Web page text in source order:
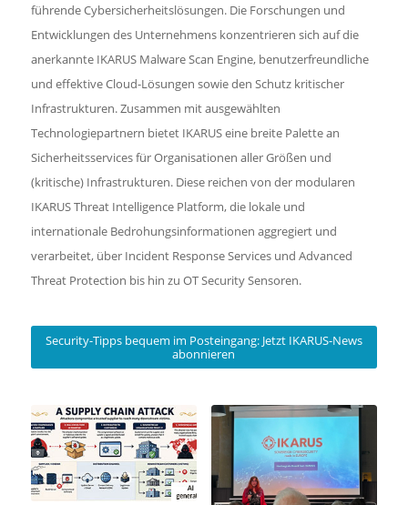
führende Cybersicherheitslösungen. Die Forschungen und
Entwicklungen des Unternehmens konzentrieren sich auf die
anerkannte IKARUS Malware Scan Engine, benutzerfreundliche
und effektive Cloud-Lösungen sowie den Schutz kritischer
Infrastrukturen. Zusammen mit ausgewählten
Technologiepartnern bietet IKARUS eine breite Palette an
Sicherheitsservices für Organisationen aller Größen und
(kritische) Infrastrukturen. Diese reichen von der modularen
IKARUS Threat Intelligence Platform, die lokale und
internationale Bedrohungsinformationen aggregiert und
verarbeitet, über Incident Response Services und Advanced
Threat Protection bis hin zu OT Security Sensoren.
Security-Tipps bequem im Posteingang: Jetzt IKARUS-News
abonnieren